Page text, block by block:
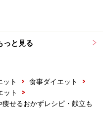
は？
方法としては、1日3食
の主食を、白米から玄米
。結果、3日から1週間、
っと見る
ット > 食事ダイエット
>
ット
>
せるおかずレシピ・献立も